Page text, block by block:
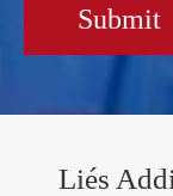
Submit
Liés